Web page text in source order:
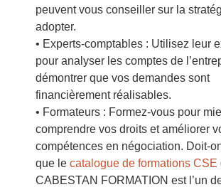
peuvent vous conseiller sur la
adopter.
• Experts-comptables : Utilisez leur
pour analyser les comptes de
démontrer que vos demandes sont
financièrement réalisables.
• Formateurs : Formez-vous pour
comprendre vos droits et améliorer
compétences en négociation. Doit-
que le catalogue de formations CSE
CABESTAN FORMATION est l’un